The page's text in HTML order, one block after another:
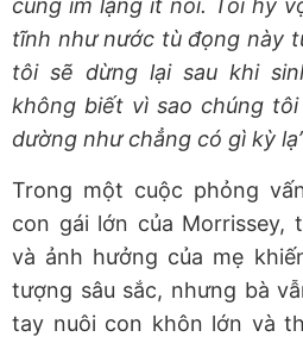
cũng im lặng ít nói. Tôi hy
tĩnh như nước tù đọng này
tôi sẽ dừng lại sau khi
không biết vì sao chúng
dường như chẳng có gì kỳ
Trong một cuộc phỏng
con gái lớn của Morrissey,
và ảnh hưởng của mẹ
tượng sâu sắc, nhưng bà
tay nuôi con khôn lớn và